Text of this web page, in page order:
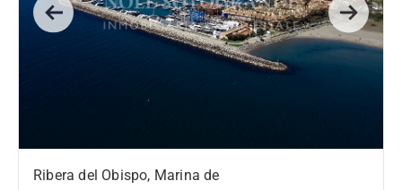
Previous Next
Ribera del Obispo, Marina de